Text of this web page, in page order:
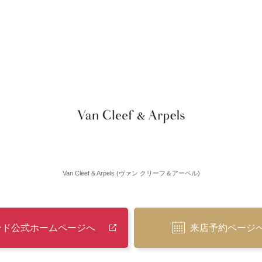
Van Cleef & Arpels (ヴァン クリーフ＆アーペル)
公式ホームページへ 来店予約ページ